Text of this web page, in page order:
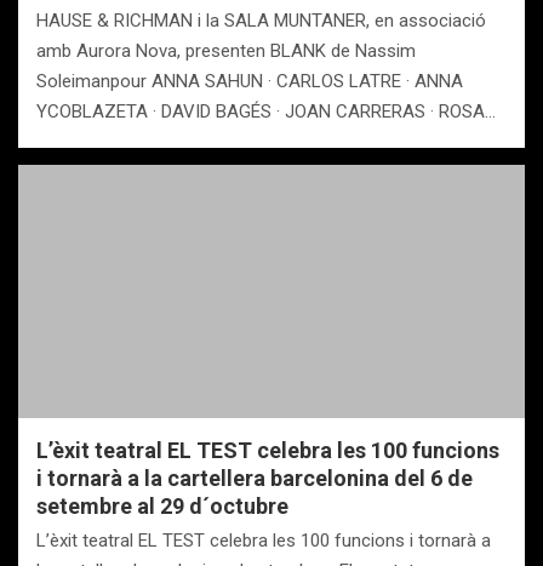
HAUSE & RICHMAN i la SALA MUNTANER, en associació
amb Aurora Nova, presenten BLANK de Nassim
Soleimanpour ANNA SAHUN · CARLOS LATRE · ANNA
YCOBLAZETA · DAVID BAGÉS · JOAN CARRERAS · ROSA…
L’èxit teatral EL TEST celebra les 100 funcions
i tornarà a la cartellera barcelonina del 6 de
setembre al 29 d´octubre
L’èxit teatral EL TEST celebra les 100 funcions i tornarà a